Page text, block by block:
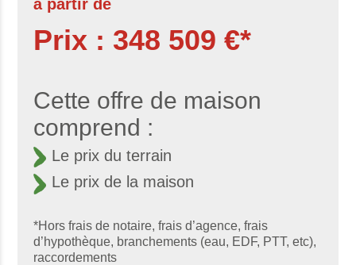
à partir de
Prix : 348 509 €*
Cette offre de maison
comprend :
Le prix du terrain
Le prix de la maison
*Hors frais de notaire, frais d’agence, frais
d’hypothèque, branchements (eau, EDF, PTT, etc),
raccordements